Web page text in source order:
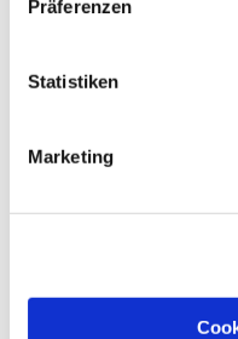
Präferenzen
Statistiken
Marketing